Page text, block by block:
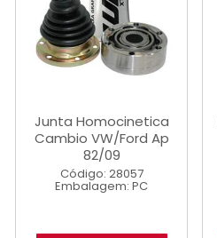
Junta Homocinetica
Cambio VW/Ford Ap
82/09
Código: 28057
Embalagem: PC